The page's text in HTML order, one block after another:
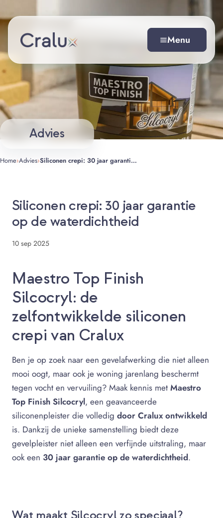
naar
inhoud
Menu
Advies
Home›Advies› Siliconen crepi: 30 jaar garantie op de waterdichtheid
Siliconen crepi: 30 jaar garantie
op de waterdichtheid
10 sep 2025
Maestro Top Finish
Silcocryl: de
zelfontwikkelde siliconen
crepi van Cralux
Ben je op zoek naar een gevelafwerking die niet alleen
mooi oogt, maar ook je woning jarenlang beschermt
tegen vocht en vervuiling? Maak kennis met Maestro
Top Finish Silcocryl, een geavanceerde
siliconenpleister die volledig door Cralux ontwikkeld
is. Dankzij de unieke samenstelling biedt deze
gevelpleister niet alleen een verfijnde uitstraling, maar
ook een 30 jaar garantie op de waterdichtheid.